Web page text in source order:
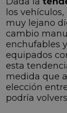
los
muy lejano
cambio
enchufables
equipados
esta
medida que
elección
podría